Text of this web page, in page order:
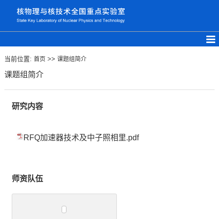
当前位置: 首页>> 课题组简介
课题组简介
研究内容
RFQ加速器技术及中子照相里.pdf
师资队伍